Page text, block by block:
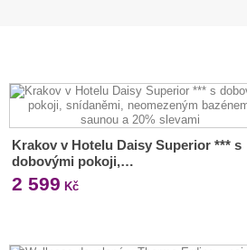
Krakov v Hotelu Daisy Superior *** s
dobovými pokoji,…
2 599 Kč